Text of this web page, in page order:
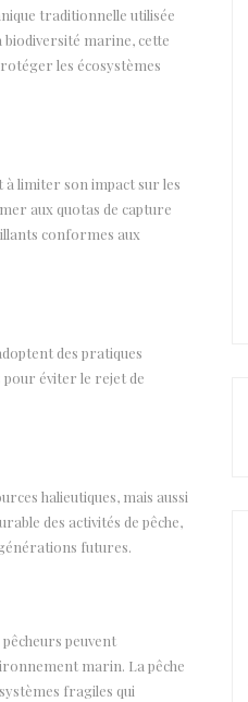
traditionnelle utilisée
biodiversité marine, cette
les écosystèmes
à limiter son impact sur les
aux quotas de capture
conformes aux
des pratiques
pour éviter le rejet de
halieutiques, mais aussi
des activités de pêche,
futures.
peuvent
marin. La pêche
fragiles qui